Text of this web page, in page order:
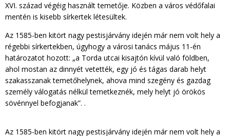
XVI. század végéig használt temetője. Közben a város védőfalai
mentén is kisebb sírkertek létesültek.
Az 1585-ben kitört nagy pestisjárvány idején már nem volt hely a
régebbi sírkertekben, úgyhogy a városi tanács május 11-én
határozatot hozott: „a Torda utcai kisajtón kívül való földben,
ahol mostan az dinnyét vetették, egy jó és tágas darab helyt
szakasszanak temetőhelynek, ahova mind szegény és gazdag
személy válogatás nélkül temetkeznék, mely helyt jó örökös
sövénnyel befogjanak”. .
Az 1585-ben kitört nagy pestisjárvány idején már nem volt hely a